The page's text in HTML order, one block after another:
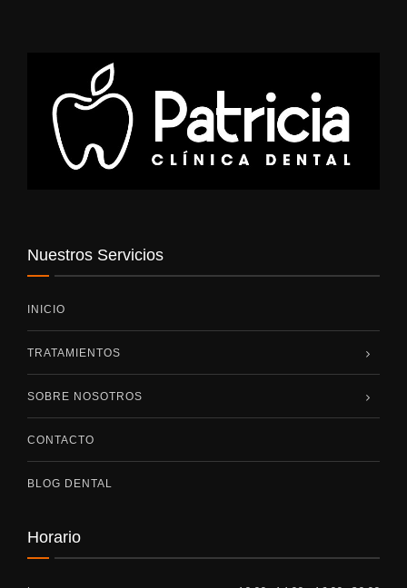
Nuestros Servicios
INICIO
TRATAMIENTOS
SOBRE NOSOTROS
CONTACTO
BLOG DENTAL
Horario